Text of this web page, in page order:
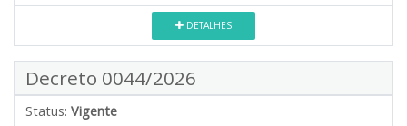
DETALHES
Decreto 0044/2026
Status: Vigente